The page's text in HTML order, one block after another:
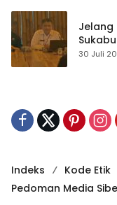
Jelang
30 Juli
Indeks Kode Etik
Pedoman Media